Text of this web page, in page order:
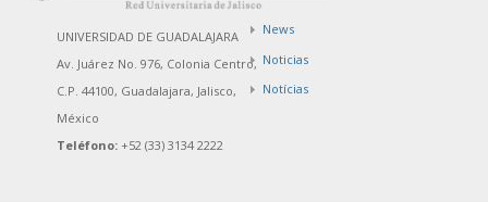
UNIVERSIDAD DE GUADALAJARA
Av. Juárez No. 976, Colonia Centro,
C.P. 44100, Guadalajara, Jalisco,
México
Teléfono: +52 (33) 3134 2222
News
Noticias
Notícias